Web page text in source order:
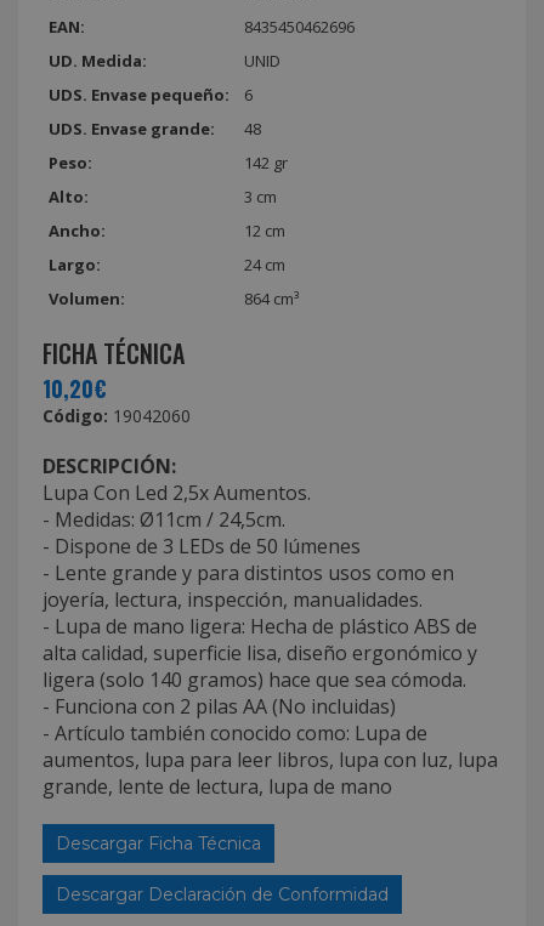
EAN:
8435450462696
UD. Medida:
UNID
UDS. Envase pequeño:
6
UDS. Envase grande:
48
Peso:
142 gr
Alto:
3 cm
Ancho:
12 cm
Largo:
24 cm
Volumen:
864 cm³
FICHA TÉCNICA
10,20€
Código: 19042060
DESCRIPCIÓN:
Lupa Con Led 2,5x Aumentos.
- Medidas: Ø11cm / 24,5cm.
- Dispone de 3 LEDs de 50 lúmenes
- Lente grande y para distintos usos como en
joyería, lectura, inspección, manualidades.
- Lupa de mano ligera: Hecha de plástico ABS de
alta calidad, superficie lisa, diseño ergonómico y
ligera (solo 140 gramos) hace que sea cómoda.
- Funciona con 2 pilas AA (No incluidas)
- Artículo también conocido como: Lupa de
aumentos, lupa para leer libros, lupa con luz, lupa
grande, lente de lectura, lupa de mano
Descargar Ficha Técnica
Descargar Declaración de Conformidad